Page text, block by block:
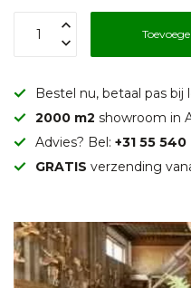
Bestel nu, betaal pas bij
2000 m2 showroom in
Advies? Bel: +31 55
GRATIS verzending